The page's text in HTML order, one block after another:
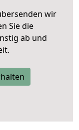
wir
Sie die
ab und